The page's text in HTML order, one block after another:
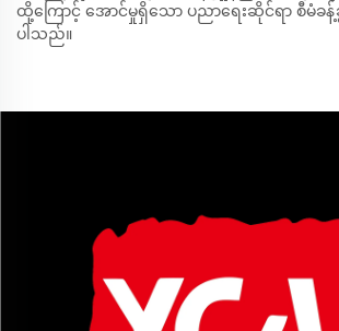
ထို့ကြောင့် အောင်မှုရှိသော ပညာရေးဆိုင်ရာ စီမံခန့်
ပါသည်။